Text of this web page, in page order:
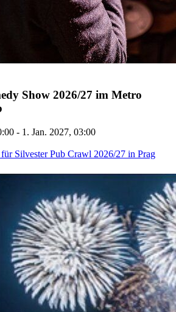
Show 2026/27 im Metro
- 1. Jan. 2027, 03:00
Silvester Pub Crawl 2026/27 in Prag